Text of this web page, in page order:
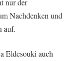
Nachdenken und
auf.
Eldesouki auch